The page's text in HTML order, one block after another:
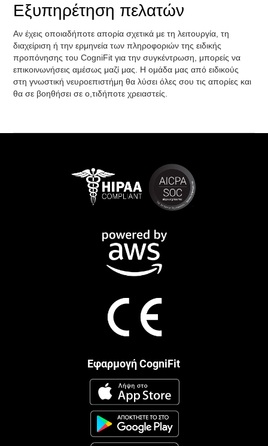
Εξυπηρέτηση πελατών
Αν έχεις οποιαδήποτε απορία σχετικά με τη λειτουργία, τη
διαχείριση ή την ερμηνεία των πληροφοριών της ειδικής
προπόνησης του CogniFit για την συγκέντρωση, μπορείς να
επικοινωνήσεις αμέσως μαζί μας. Η ομάδα μας από ειδικούς
στη γνωστική νευροεπιστήμη θα λύσει όλες σου τις απορίες και
θα σε βοηθήσει σε ο,τιδήποτε χρειαστείς.
Εφαρμογή CogniFit